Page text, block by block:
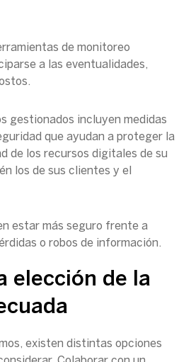
de monitoreo
a las eventualidades,
gestionados incluyen medidas
que ayudan a proteger la
de los recursos digitales de su
los de sus clientes y el
estar más seguro frente a
o robos de información.
elección de la
existen distintas opciones